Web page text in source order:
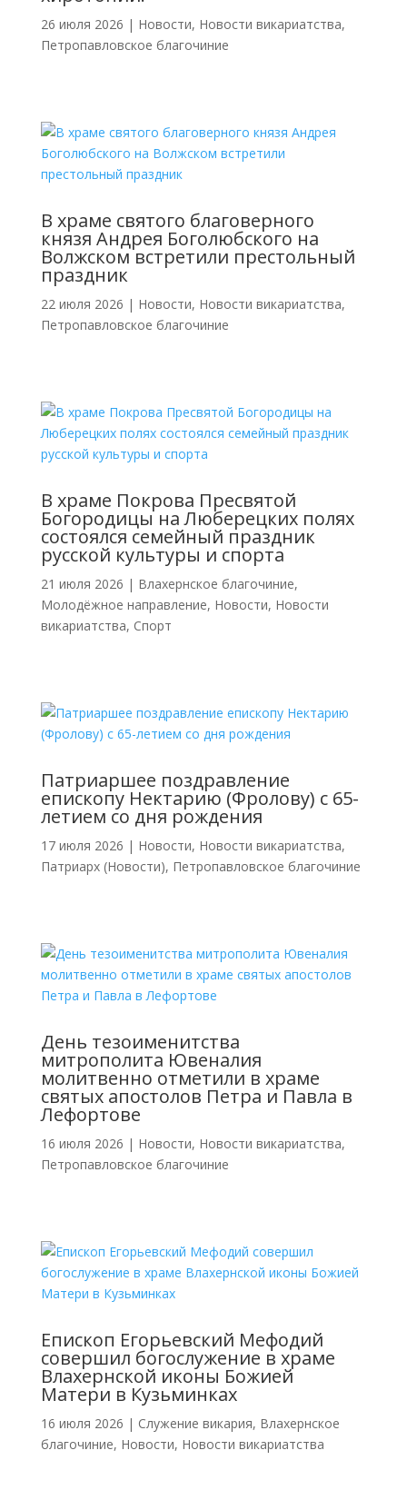
26 июля 2026 | Новости, Новости викариатства,
Петропавловское благочиние
В храме святого благоверного
князя Андрея Боголюбского на
Волжском встретили престольный
праздник
22 июля 2026 | Новости, Новости викариатства,
Петропавловское благочиние
В храме Покрова Пресвятой
Богородицы на Люберецких полях
состоялся семейный праздник
русской культуры и спорта
21 июля 2026 | Влахернское благочиние,
Молодёжное направление, Новости, Новости
викариатства, Спорт
Патриаршее поздравление
епископу Нектарию (Фролову) с 65-
летием со дня рождения
17 июля 2026 | Новости, Новости викариатства,
Патриарх (Новости), Петропавловское благочиние
День тезоименитства
митрополита Ювеналия
молитвенно отметили в храме
святых апостолов Петра и Павла в
Лефортове
16 июля 2026 | Новости, Новости викариатства,
Петропавловское благочиние
Епископ Егорьевский Мефодий
совершил богослужение в храме
Влахернской иконы Божией
Матери в Кузьминках
16 июля 2026 | Cлужение викария, Влахернское
благочиние, Новости, Новости викариатства